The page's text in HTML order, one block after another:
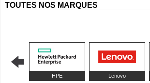
TOUTES NOS MARQUES
HPE Lenovo